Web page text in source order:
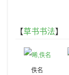
【草书书法】
佚名